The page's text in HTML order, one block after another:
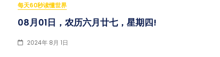
每天60秒读懂世界
08月01日，农历六月廿七，星期四!
2024年 8月 1日